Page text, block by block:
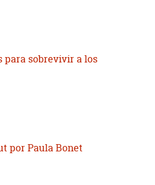
para sobrevivir a los
por Paula Bonet